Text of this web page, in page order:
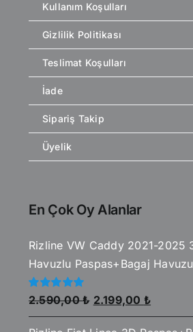
Kullanım Koşulları
Gizlilik Politikası
Teslimat Koşulları
İade
Sipariş Takip
Üyelik
En Çok Oy Alanlar
Rizline VW Caddy 2021-2025
Havuzlu Paspas+Bagaj
5
üzerinden
5.00oy aldı
2.590,00₺ Orijinal
fiyat:
2.199,00 ₺Şu
andaki